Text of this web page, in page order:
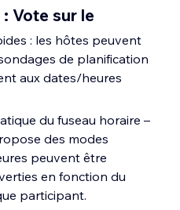
Vote sur le
: les hôtes peuvent
de planification
aux dates/heures
du fuseau horaire –
des modes
peuvent être
en fonction du
participant.